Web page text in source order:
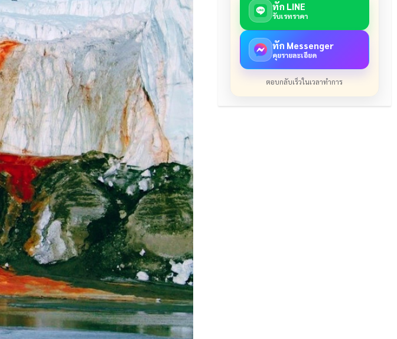
ทัก LINE
รับเรทราคา
ทัก Messenger
คุยรายละเอียด
ตอบกลับเร็วในเวลาทำการ